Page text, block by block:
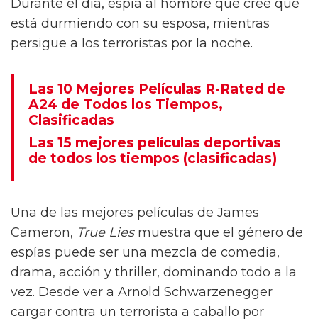
Durante el día, espía al hombre que cree que
está durmiendo con su esposa, mientras
persigue a los terroristas por la noche.
Las 10 Mejores Películas R-Rated de
A24 de Todos los Tiempos,
Clasificadas
Las 15 mejores películas deportivas
de todos los tiempos (clasificadas)
Una de las mejores películas de James
Cameron, True Liesmuestra que el género de
espías puede ser una mezcla de comedia,
drama, acción y thriller, dominando todo a la
vez. Desde ver a Arnold Schwarzenegger
cargar contra un terrorista a caballo por